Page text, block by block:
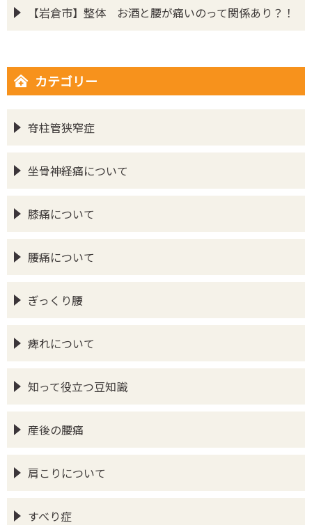
【岩倉市】整体 お酒と腰が痛いのって関係あり？！
カテゴリー
脊柱管狭窄症
坐骨神経痛について
膝痛について
腰痛について
ぎっくり腰
痺れについて
知って役立つ豆知識
産後の腰痛
肩こりについて
すべり症